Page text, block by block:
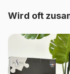
Artikelnummer
EAN
Wird oft